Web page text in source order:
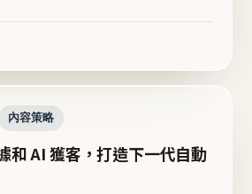
內容策略
和 AI 獲客，打造下一代自動